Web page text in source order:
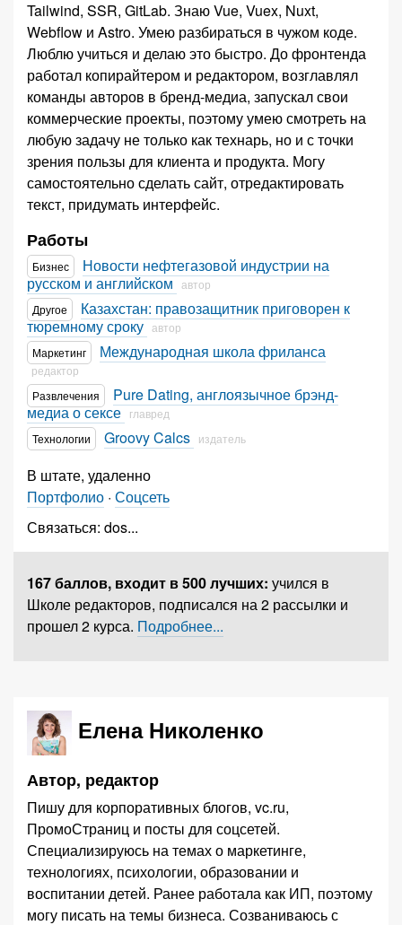
Tailwind, SSR, GitLab. Знаю Vue, Vuex, Nuxt,
Webflow и Astro. Умею разбираться в чужом коде.
Люблю учиться и делаю это быстро. До фронтенда
работал копирайтером и редактором, возглавлял
команды авторов в бренд-медиа, запускал свои
коммерческие проекты, поэтому умею смотреть на
любую задачу не только как технарь, но и с точки
зрения пользы для клиента и продукта. Могу
самостоятельно сделать сайт, отредактировать
текст, придумать интерфейс.
Работы
Бизнес
Новости нефтегазовой индустрии на
русском и английском автор
Другое
Казахстан: правозащитник приговорен к
тюремному сроку автор
Маркетинг
Международная школа фриланса
редактор
Развлечения
Pure Dating, англоязычное брэнд-
медиа о сексе главред
Технологии
Groovy Calcs издатель
В штате, удаленно
Портфолио · Соцсеть
Связаться: dos...
167 баллов, входит в 500 лучших: учился в
Школе редакторов, подписался на 2 рассылки и
прошел 2 курса. Подробнее...
Елена Николенко
Автор, редактор
Пишу для корпоративных блогов, vc.ru,
ПромоСтраниц и посты для соцсетей.
Специализируюсь на темах о маркетинге,
технологиях, психологии, образовании и
воспитании детей. Ранее работала как ИП, поэтому
могу писать на темы бизнеса. Созваниваюсь с